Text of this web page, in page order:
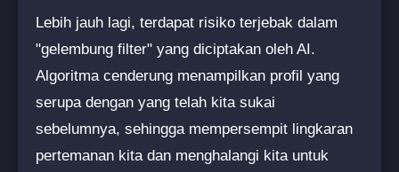
Lebih jauh lagi, terdapat risiko terjebak dalam
"gelembung filter" yang diciptakan oleh AI.
Algoritma cenderung menampilkan profil yang
serupa dengan yang telah kita sukai
sebelumnya, sehingga mempersempit lingkaran
pertemanan kita dan menghalangi kita untuk